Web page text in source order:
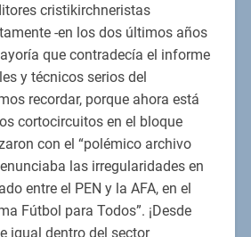
cristikirchneristas
-en los dos últimos años
que contradecía el informe
y técnicos serios del
recordar, porque ahora está
cortocircuitos en el bloque
con el “polémico archivo
las irregularidades en
entre el PEN y la AFA, en el
Fútbol para Todos”. ¡Desde
igual dentro del sector